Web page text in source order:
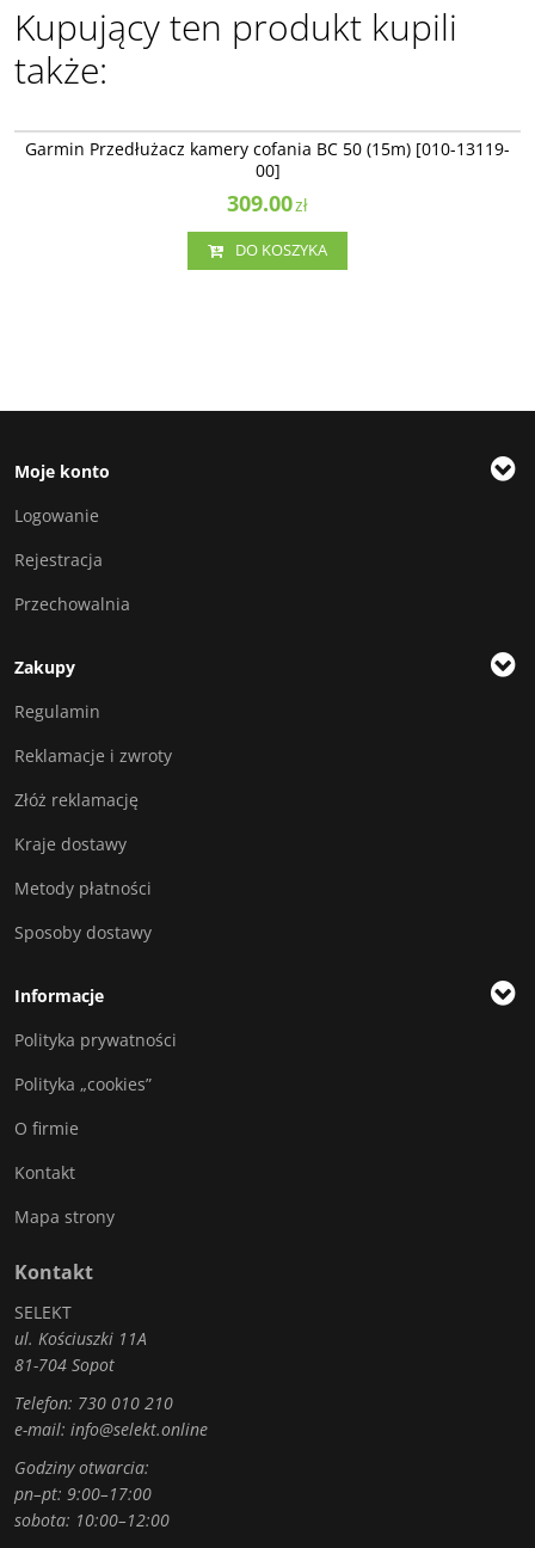
Kupujący ten produkt kupili
także:
Garmin Przedłużacz kamery cofania BC 50 (15m) [010-13119-
00]
309.00zł
DO KOSZYKA
Moje konto
Logowanie
Rejestracja
Przechowalnia
Zakupy
Regulamin
Reklamacje i zwroty
Złóż reklamację
Kraje dostawy
Metody płatności
Sposoby dostawy
Informacje
Polityka prywatności
Polityka „cookies”
O firmie
Kontakt
Mapa strony
Kontakt
SELEKT
ul. Kościuszki 11A
81-704 Sopot
Telefon: 730 010 210
e-mail: info@selekt.online
Godziny otwarcia:
pn–pt: 9:00–17:00
sobota: 10:00–12:00